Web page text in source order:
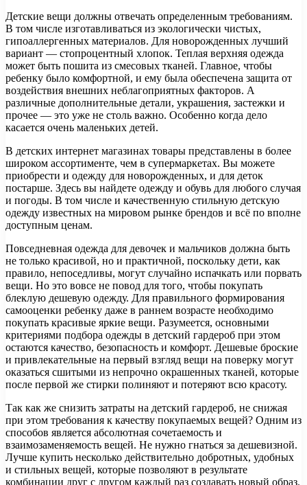
Детские вещи должны отвечать определенным требованиям.
В том числе изготавливаться из экологически чистых,
гипоаллергенных материалов. Для новорожденных лучший
вариант — стопроцентный хлопок. Теплая верхняя одежда
может быть пошита из смесовых тканей. Главное, чтобы
ребенку было комфортной, и ему была обеспечена защита от
воздействия внешних неблагоприятных факторов. А
различные дополнительные детали, украшения, застежки и
прочее — это уже не столь важно. Особенно когда дело
касается очень маленьких детей.
В детских интернет магазинах товары представлены в более
широком ассортименте, чем в супермаркетах. Вы можете
приобрести и одежду для новорожденных, и для деток
постарше. Здесь вы найдете одежду и обувь для любого случая
и погоды. В том числе и качественную стильную детскую
одежду известных на мировом рынке брендов и всё по вполне
доступным ценам.
Повседневная одежда для девочек и мальчиков должна быть
не только красивой, но и практичной, поскольку дети, как
правило, непоседливы, могут случайно испачкать или порвать
вещи. Но это вовсе не повод для того, чтобы покупать
блеклую дешевую одежду. Для правильного формирования
самооценки ребенку даже в раннем возрасте необходимо
покупать красивые яркие вещи. Разумеется, основными
критериями подбора одежды в детский гардероб при этом
остаются качество, безопасность и комфорт. Дешевые броские
и привлекательные на первый взгляд вещи на поверку могут
оказаться сшитыми из непрочно окрашенных тканей, которые
после первой же стирки полиняют и потеряют всю красоту.
Так как же снизить затраты на детский гардероб, не снижая
при этом требования к качеству покупаемых вещей? Одним из
способов является абсолютная сочетаемость и
взаимозаменяемость вещей. Не нужно гнаться за дешевизной.
Лучше купить несколько действительно добротных, удобных
и стильных вещей, которые позволяют в результате
комбинации друг с другом каждый раз создавать новый образ.